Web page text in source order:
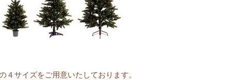
４サイズをご用意いたしております。